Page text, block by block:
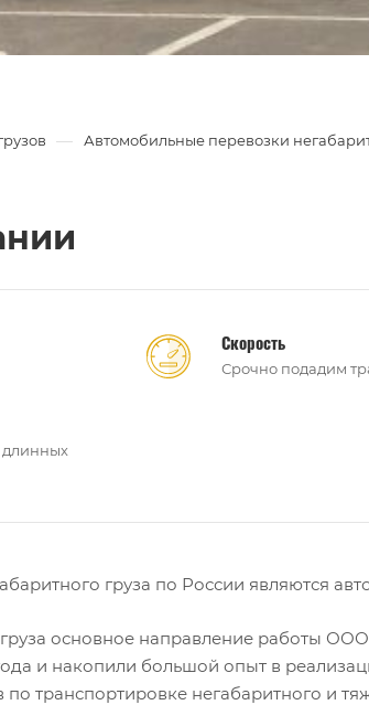
— Автомобильные перевозки
Скорость
Срочно подадим
длинных
груза по России являются
основное направление работы
и накопили большой опыт в
транспортировке негабаритного и